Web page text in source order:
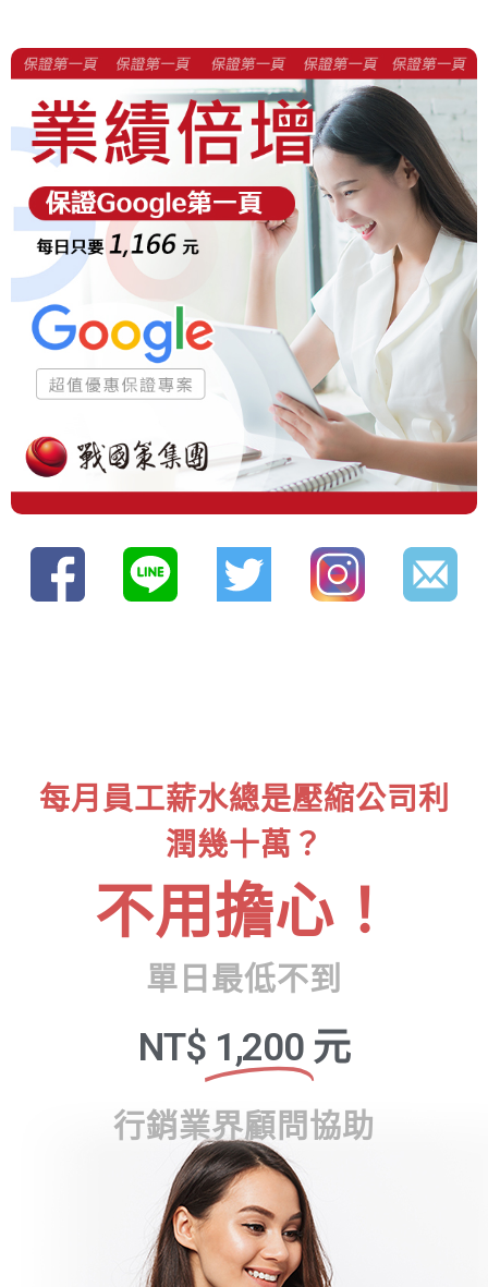
每月員工薪水總是壓縮公司利
潤幾十萬？
不用擔心！
單日最低不到
NT$ 1,200 元
行銷業界顧問協助